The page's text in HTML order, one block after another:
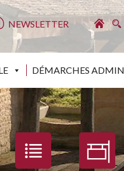
NEWSLETTER
DÉMARCHES